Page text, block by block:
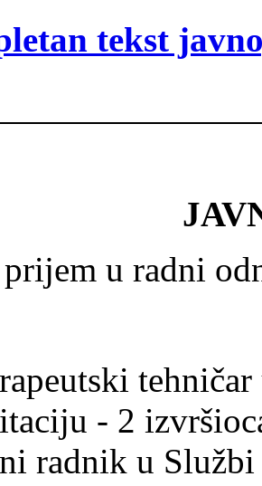
tekst
prijem u radni
- 2
radnik u